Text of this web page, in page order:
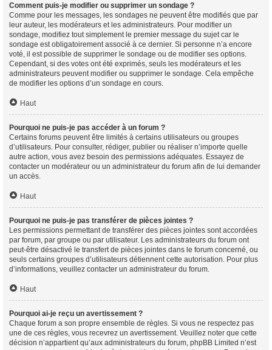
Comment puis-je modifier ou supprimer un sondage ?
Comme pour les messages, les sondages ne peuvent être modifiés que par
leur auteur, les modérateurs et les administrateurs. Pour modifier un
sondage, modifiez tout simplement le premier message du sujet car le
sondage est obligatoirement associé à ce dernier. Si personne n’a encore
voté, il est possible de supprimer le sondage ou de modifier ses options.
Cependant, si des votes ont été exprimés, seuls les modérateurs et les
administrateurs peuvent modifier ou supprimer le sondage. Cela empêche
de modifier les options d’un sondage en cours.
Haut
Pourquoi ne puis-je pas accéder à un forum ?
Certains forums peuvent être limités à certains utilisateurs ou groupes
d’utilisateurs. Pour consulter, rédiger, publier ou réaliser n’importe quelle
autre action, vous avez besoin des permissions adéquates. Essayez de
contacter un modérateur ou un administrateur du forum afin de lui demander
un accès.
Haut
Pourquoi ne puis-je pas transférer de pièces jointes ?
Les permissions permettant de transférer des pièces jointes sont accordées
par forum, par groupe ou par utilisateur. Les administrateurs du forum ont
peut-être désactivé le transfert de pièces jointes dans le forum concerné, ou
seuls certains groupes d’utilisateurs détiennent cette autorisation. Pour plus
d’informations, veuillez contacter un administrateur du forum.
Haut
Pourquoi ai-je reçu un avertissement ?
Chaque forum a son propre ensemble de règles. Si vous ne respectez pas
une de ces règles, vous recevrez un avertissement. Veuillez noter que cette
décision n’appartient qu’aux administrateurs du forum, phpBB Limited n’est